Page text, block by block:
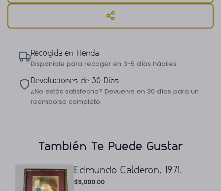
Recogida en Tienda
Disponible para recoger en 3-5 días hábiles.
Devoluciones de 30 Días
¿No estás satisfecho? Devuelve en 30 días para un
reembolso completo.
También Te Puede Gustar
Edmundo Calderon. 1971.
$9,000.00